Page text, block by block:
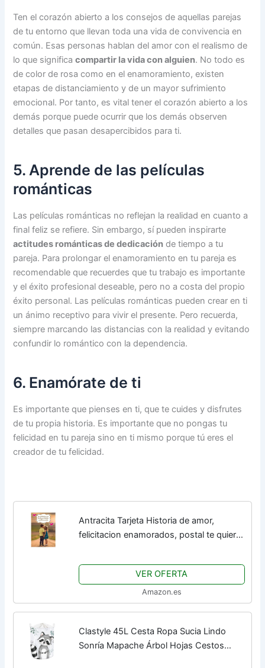
Ten el corazón abierto a los consejos de aquellas parejas
de tu entorno que llevan toda una vida de convivencia en
común. Esas personas hablan del amor con el realismo de
lo que significacompartir la vida con alguien. No todo es
de color de rosa como en el enamoramiento, existen
etapas de distanciamiento y de un mayor sufrimiento
emocional. Por tanto, es vital tener el corazón abierto a los
demás porque puede ocurrir que los demás observen
detalles que pasan desapercibidos para ti.
5. Aprende de las películas
románticas
Las películas románticas no reflejan la realidad en cuanto a
final feliz se refiere. Sin embargo, sí pueden inspirarte
actitudes románticas de dedicación de tiempo a tu
pareja. Para prolongar el enamoramiento en tu pareja es
recomendable que recuerdes que tu trabajo es importante
y el éxito profesional deseable, pero no a costa del propio
éxito personal. Las películas románticas pueden crear en ti
un ánimo receptivo para vivir el presente. Pero recuerda,
siempre marcando las distancias con la realidad y evitando
confundir lo romántico con la dependencia.
6. Enamórate de ti
Es importante que pienses en ti, que te cuides y disfrutes
de tu propia historia. Es importante que no pongas tu
felicidad en tu pareja sino en ti mismo porque tú eres el
creador de tu felicidad.
Antracita Tarjeta Historia de amor,
felicitacion enamorados, postal te quiero
VER OFERTA
Amazon.es
Clastyle 45L Cesta Ropa Sucia Lindo
Sonría Mapache Árbol Hojas Cestos